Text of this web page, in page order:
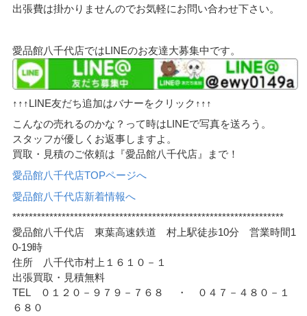
出張費は掛かりませんのでお気軽にお問い合わせ下さい。
愛品館八千代店ではLINEのお友達大募集中です。
↑↑↑LINE友だち追加はバナーをクリック↑↑↑
こんなの売れるのかな？って時はLINEで写真を送ろう。
スタッフが優しくお返事しますよ。
買取・見積のご依頼は『愛品館八千代店』まで！
愛品館八千代店TOPページへ
愛品館八千代店新着情報へ
******************************************************************
愛品館八千代店 東葉高速鉄道 村上駅徒歩10分 営業時間1
0-19時
住所 八千代市村上１６１０－１
出張買取・見積無料
TEL ０１２０－９７９－７６８ ・ ０４７－４８０－１
６８０